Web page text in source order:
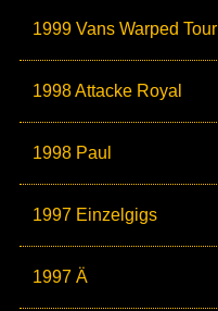
1999 Vans Warped Tour
1998 Attacke Royal
1998 Paul
1997 Einzelgigs
1997 Ä